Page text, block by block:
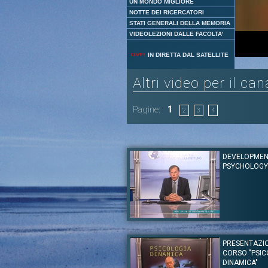
UN MONDO MIGLIORE
NOTTE DEI RICERCATORI
STATI GENERALI DELLA MEMORIA
VIDEOLEZIONI DALLE FACOLTA'
IN DIRETTA DAL SATELLITE
Altri video per il
Pagine: 1 2 3 4
PSYCHOLOGY
Autore:Prof. William Fabricius - Ariziona State
Canale:Psicologia
Finds the complete course with other
material on the UNINETTUNO
http://www.uninettunouniversity.net/en/
CORSO
DINAMICA"